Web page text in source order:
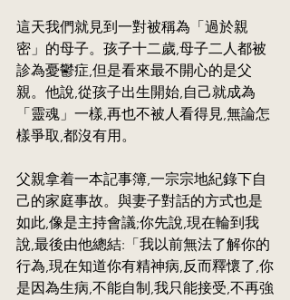
這天我們就見到一對被稱為「過於親
密」的母子。孩子十二歲,母子二人都被
診為憂鬱症,但是看來最不開心的是父
親。他說,從孩子出生開始,自己就成為
「靈魂」一樣,再也不被人看得見,無論怎
樣爭取,都沒有用。
父親拿着一本記事簿,一宗宗地紀錄下自
己的家庭事故。與妻子對話的方式也是
如此,像是主持會議;你先說,現在輪到我
說,最後由他總結:「我以前無法了解你的
行為,現在知道你有精神病,反而釋懷了,你
是因為生病,不能自制,我只能接受,不再強